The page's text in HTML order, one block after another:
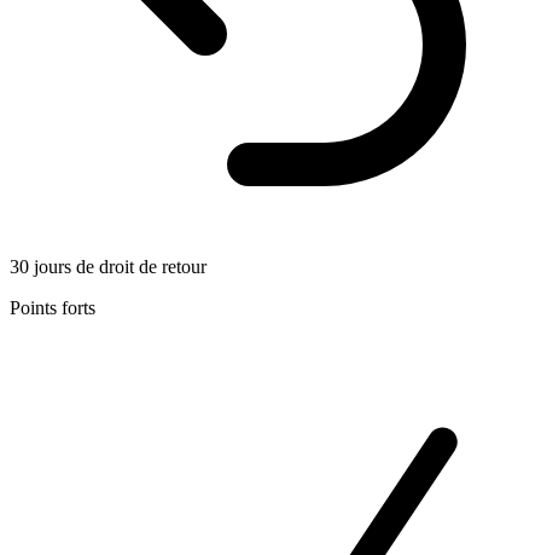
30 jours de droit de retour
Points forts